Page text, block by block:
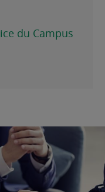
du Campus